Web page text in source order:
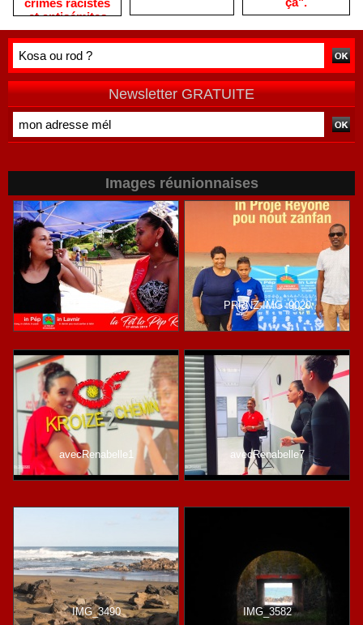
crimes racistes
et antisémites
Newsletter GRATUITE
Images réunionnaises
LFLPR-36 PRPNZ-IMG_9020
avecRenabelle1 avecRenabelle7
IMG_3490 IMG_3582